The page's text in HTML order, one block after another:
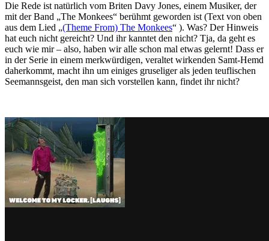
Die Rede ist natürlich vom Briten Davy Jones, einem Musiker, der
mit der Band „The Monkees“ berühmt geworden ist (Text von oben
aus dem Lied „(Theme From) The Monkees“ ). Was? Der Hinweis
hat euch nicht gereicht? Und ihr kanntet den nicht? Tja, da geht es
euch wie mir – also, haben wir alle schon mal etwas gelernt! Dass er
in der Serie in einem merkwürdigen, veraltet wirkenden Samt-Hemd
daherkommt, macht ihn um einiges gruseliger als jeden teuflischen
Seemannsgeist, den man sich vorstellen kann, findet ihr nicht?